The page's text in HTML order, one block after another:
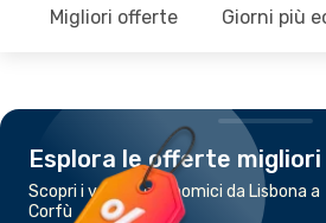
Migliori offerte Giorni più
Esplora le offerte migliori
Scopri i voli più economici da Lisbona a
Corfù